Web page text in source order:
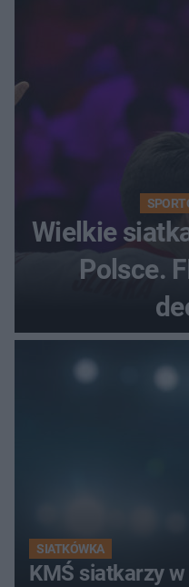
Wielkie
Polsce.
SIATKÓWKA
KMŚ siatkarzy